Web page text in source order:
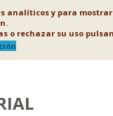
analíticos y para
rechazar su uso